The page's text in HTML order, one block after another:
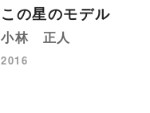
この星のモデル
小林 正人
2016